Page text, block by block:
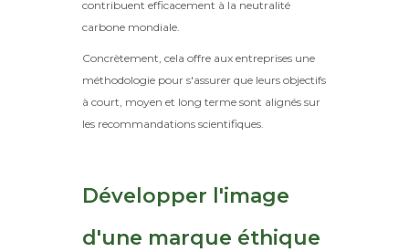
contribuent efficacement à la neutralité
carbone mondiale.
Concrètement, cela offre aux entreprises une
méthodologie pour s'assurer que leurs objectifs
à court, moyen et long terme sont alignés sur
les recommandations scientifiques.
Développer l'image
d'une marque éthique